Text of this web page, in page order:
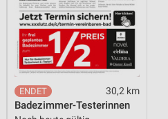
30,2 km
Badezimmer-Testerinnen